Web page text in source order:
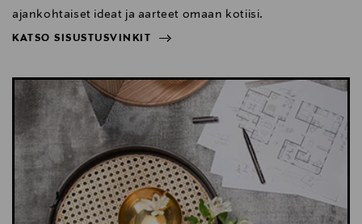
ajankohtaiset ideat ja aarteet omaan kotiisi.
KATSO SISUSTUSVINKIT
KATSO SISUSTUSVINKIT